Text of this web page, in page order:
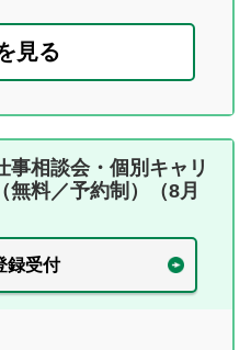
見る
相談会・個別キャリ
無料／予約制）（8月
録受付